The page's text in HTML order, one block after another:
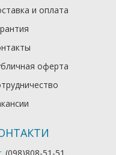
и оплата
оферта